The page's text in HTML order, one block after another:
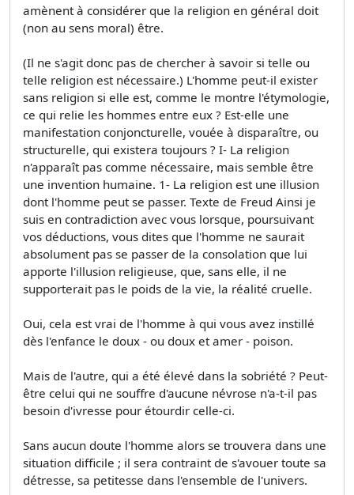
amènent à considérer que la religion en général doit
(non au sens moral) être.
(Il ne s'agit donc pas de chercher à savoir si telle ou
telle religion est nécessaire.) L'homme peut-il exister
sans religion si elle est, comme le montre l'étymologie,
ce qui relie les hommes entre eux ? Est-elle une
manifestation conjoncturelle, vouée à disparaître, ou
structurelle, qui existera toujours ? I- La religion
n'apparaît pas comme nécessaire, mais semble être
une invention humaine. 1- La religion est une illusion
dont l'homme peut se passer. Texte de Freud Ainsi je
suis en contradiction avec vous lorsque, poursuivant
vos déductions, vous dites que l'homme ne saurait
absolument pas se passer de la consolation que lui
apporte l'illusion religieuse, que, sans elle, il ne
supporterait pas le poids de la vie, la réalité cruelle.
Oui, cela est vrai de l'homme à qui vous avez instillé
dès l'enfance le doux - ou doux et amer - poison.
Mais de l'autre, qui a été élevé dans la sobriété ? Peut-
être celui qui ne souffre d'aucune névrose n'a-t-il pas
besoin d'ivresse pour étourdir celle-ci.
Sans aucun doute l'homme alors se trouvera dans une
situation difficile ; il sera contraint de s'avouer toute sa
détresse, sa petitesse dans l'ensemble de l'univers.